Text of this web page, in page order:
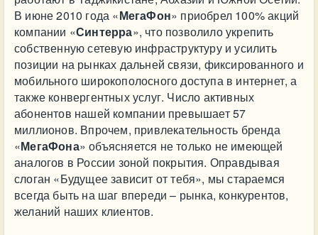
В июне 2010 года «МегаФон» приобрел 100% акций
компании «Синтерра», что позволило укрепить
собственную сетевую инфраструктуру и усилить
позиции на рынках дальней связи, фиксированного и
мобильного широкополосного доступа в интернет, а
также конвергентных услуг. Число активных
абонентов нашей компании превышает 57
миллионов. Впрочем, привлекательность бренда
«МегаФона» объясняется не только не имеющей
аналогов в России зоной покрытия. Оправдывая
слоган «Будущее зависит от тебя», мы стараемся
всегда быть на шаг впереди – рынка, конкурентов,
желаний наших клиентов.